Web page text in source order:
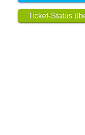
Ticket-Status